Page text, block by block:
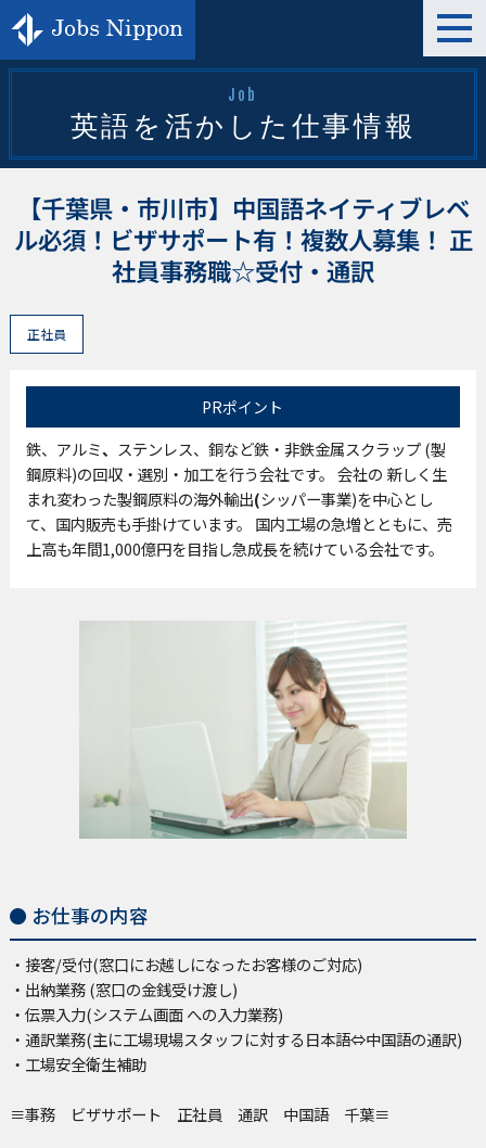
t
o
g
g
v
i
a
i
o
Job
英語を活かした仕事情報
【千葉県・市川市】中国語ネイティブレベ
ル必須！ビザサポート有！複数人募集！ 正
社員事務職☆受付・通訳
正社員
PRポイント
鉄、アルミ、 ステンレス、銅など鉄・非鉄金属スクラップ (製
鋼原料)の回収・選別・加工を行う会社です。 会社の 新しく生
まれ変わった製鋼原料の海外輸出(シッパー事業)を中心とし
て、国内販売も手掛けています。 国内工場の急増とともに、売
上高も年間1,000億円を目指し急成長を続けている会社です。
お仕事の内容
・接客/受付(窓口にお越しになったお客様のご対応)
・出納業務 (窓口の金銭受け渡し)
・伝票入力(システム画面 への入力業務)
・通訳業務(主に工場現場スタッフに対する日本語⇔中国語の通訳)
・工場安全衛生補助
≡事務 ビザサポート 正社員 通訳 中国語 千葉≡